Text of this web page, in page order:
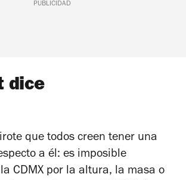
PUBLICIDAD
dice
que todos creen tener una
a él: es imposible
CDMX por la altura, la masa o